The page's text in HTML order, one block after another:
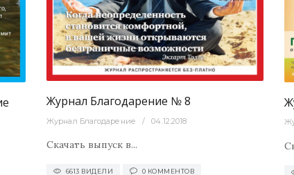
0
Журнал Благодарение № 8
Журнал Благодарение 04.12.2018
Скачать выпуск в...
6613 ВИДЕЛИ 0 КОММЕНТОВ
Журнал 6094 0